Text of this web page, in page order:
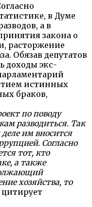
в Думе
а в
закона о
расторжение
Обязав депутатов
доходы экс-
истинных
браков,
по поводу
разводиться. Так
им вносится
Согласно
тот, кто
а также
хозяйства, то